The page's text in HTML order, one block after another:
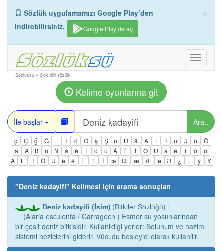
×
Sözlük uygulamamızı Google Play’den
indirebilirsiniz.
Google Play’de aç
Toggle
Sozluksu – Çok dilli sözlük
Kelime oyunlarına git
İle başlar Ara..
ç Ç ğ Ğ ı İ ö Ö ş Ş ü Ü â Â î Î û Û ô
Ô
ä
Ä ß ñ Ñ á é í ó ú Á É Í Ó Ú à è ì ò
ù
À
È Ì Ò Ù ê ë Ë ï Ï œ Œ æ Æ ə Ə ¿ ¡ ÿ Ÿ
"Deniz kadayifi" Kelimesi için arama sonuçları
Deniz kadayifi (İsim) (Bitkiler Sözlüğü) :
(Alaria esculenta / Carrageen ) Esmer su yosunlarindan
bir çesit deniz bitkisidir. Kullanildigi yerler: Solunum ve hazim
sistemi nezlelerini giderir. Vücudu besleyici olarak kullanilir.